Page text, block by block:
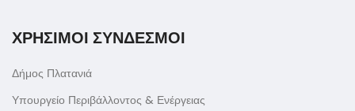
ΧΡΗΣΙΜΟΙ ΣΥΝΔΕΣΜΟΙ
Δήμος Πλατανιά
Υπουργείο Περιβάλλοντος & Ενέργειας